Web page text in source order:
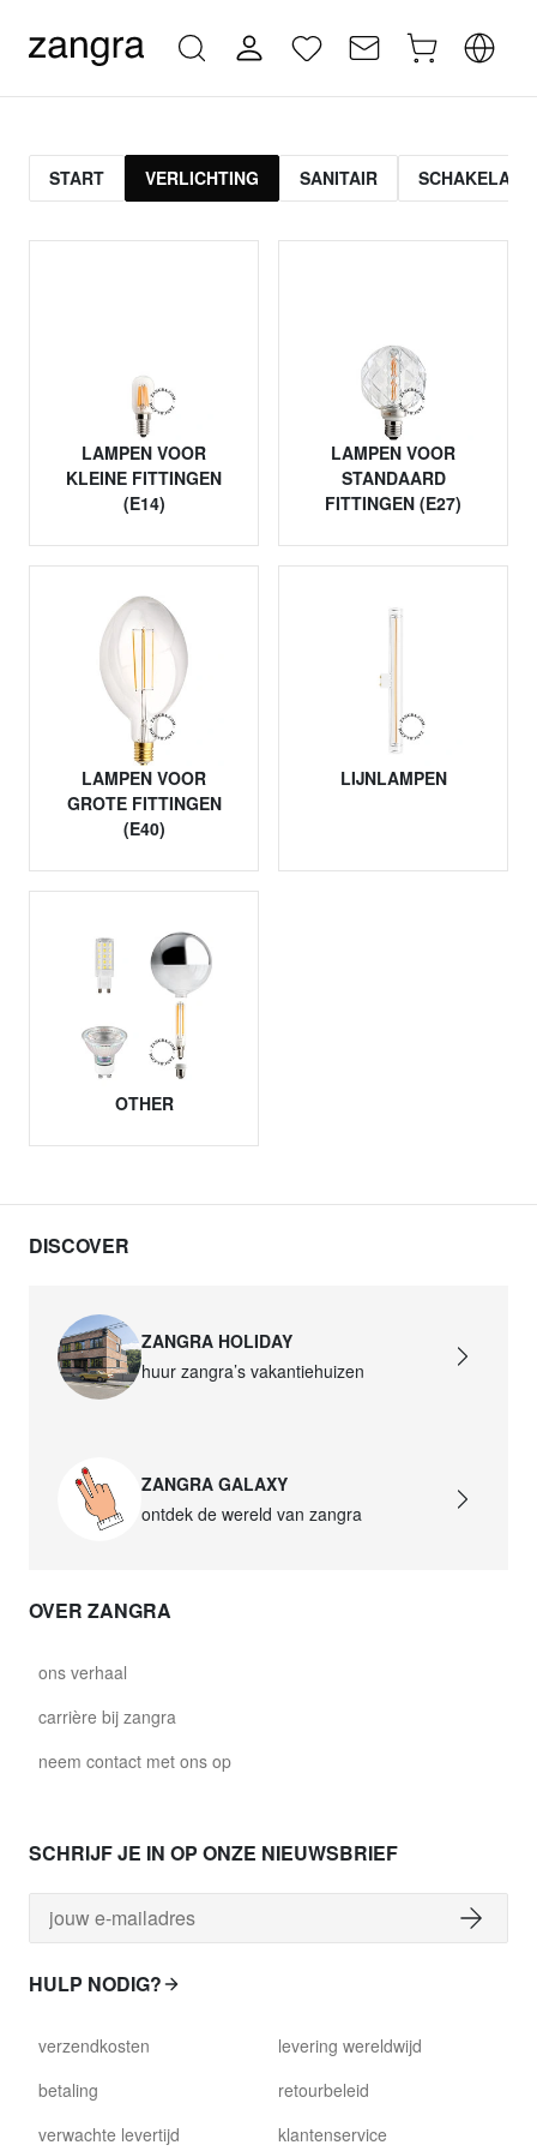
START VERLICHTING SANITAIR
LAMPEN VOOR
KLEINE FITTINGEN
(E14)
LAMPEN VOOR
STANDAARD
FITTINGEN (E27)
LAMPEN VOOR
GROTE FITTINGEN
(E40)
LIJNLAMPEN
OTHER
DISCOVER
ZANGRA HOLIDAY
huur zangra’s vakantiehuizen
ZANGRA GALAXY
ontdek de wereld van zangra
OVER ZANGRA
ons verhaal
carrière bij zangra
neem contact met ons op
SCHRIJF JE IN OP ONZE NIEUWSBRIEF
HULP NODIG?
verzendkosten
betaling
verwachte levertijd
levering wereldwijd
retourbeleid
klantenservice